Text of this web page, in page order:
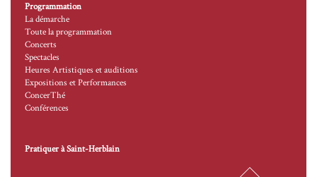
Programmation
La démarche
Toute la programmation
Concerts
Spectacles
Heures Artistiques et auditions
Expositions et Performances
ConcerThé
Conférences
Pratiquer à Saint-Herblain